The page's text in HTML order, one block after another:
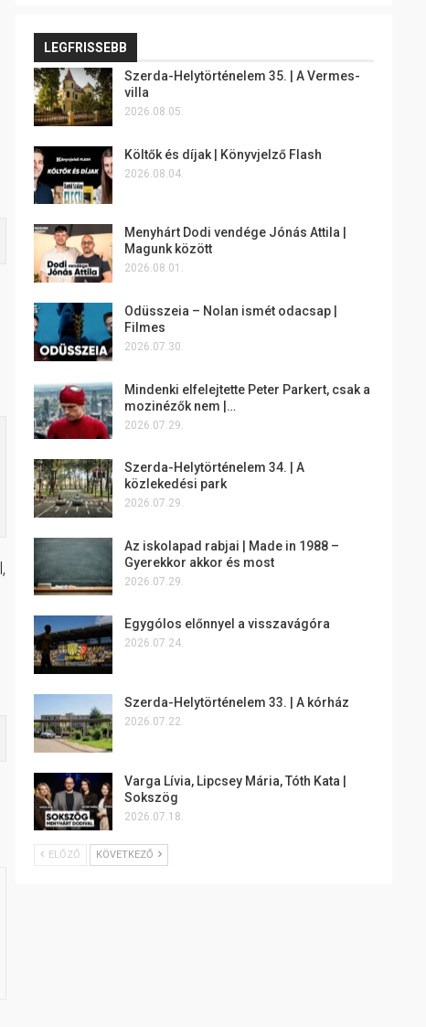
LEGFRISSEBB
Szerda-Helytörténelem 35. | A Vermes-
villa
2026.08.05.
Költők és díjak | Könyvjelző Flash
2026.08.04.
Menyhárt Dodi vendége Jónás Attila |
Magunk között
2026.08.01.
Odüsszeia – Nolan ismét odacsap |
Filmes
2026.07.30.
Mindenki elfelejtette Peter Parkert, csak a
mozinézők nem |…
2026.07.29.
Szerda-Helytörténelem 34. | A
közlekedési park
2026.07.29.
Az iskolapad rabjai | Made in 1988 –
Gyerekkor akkor és most
2026.07.29.
Egygólos előnnyel a visszavágóra
2026.07.24.
Szerda-Helytörténelem 33. | A kórház
2026.07.22.
Varga Lívia, Lipcsey Mária, Tóth Kata |
Sokszög
2026.07.18.
ELŐZŐ KÖVETKEZŐ